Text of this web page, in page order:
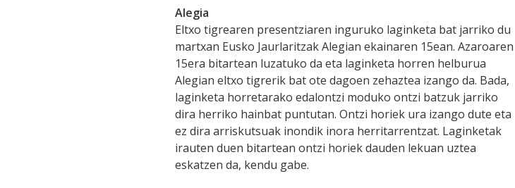
Alegia
Eltxo tigrearen presentziaren inguruko laginketa bat jarriko du
martxan Eusko Jaurlaritzak Alegian ekainaren 15ean. Azaroaren
15era bitartean luzatuko da eta laginketa horren helburua
Alegian eltxo tigrerik bat ote dagoen zehaztea izango da. Bada,
laginketa horretarako edalontzi moduko ontzi batzuk jarriko
dira herriko hainbat puntutan. Ontzi horiek ura izango dute eta
ez dira arriskutsuak inondik inora herritarrentzat. Laginketak
irauten duen bitartean ontzi horiek dauden lekuan uztea
eskatzen da, kendu gabe.